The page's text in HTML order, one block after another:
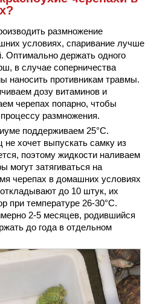
размножение
условиях, спаривание лучше
Оптимально держать одного
в случае соперничества
наносить противникам травмы.
дозу витаминов и
черепах попарно, чтобы
размножения.
поддерживаем 25°C.
хочет выпускать самку из
поэтому жидкости наливаем
могут затягиваться на
черепах в домашних условиях
до 10 штук, их
при температуре 26-30°C.
2-5 месяцев, родившийся
до года в отдельном